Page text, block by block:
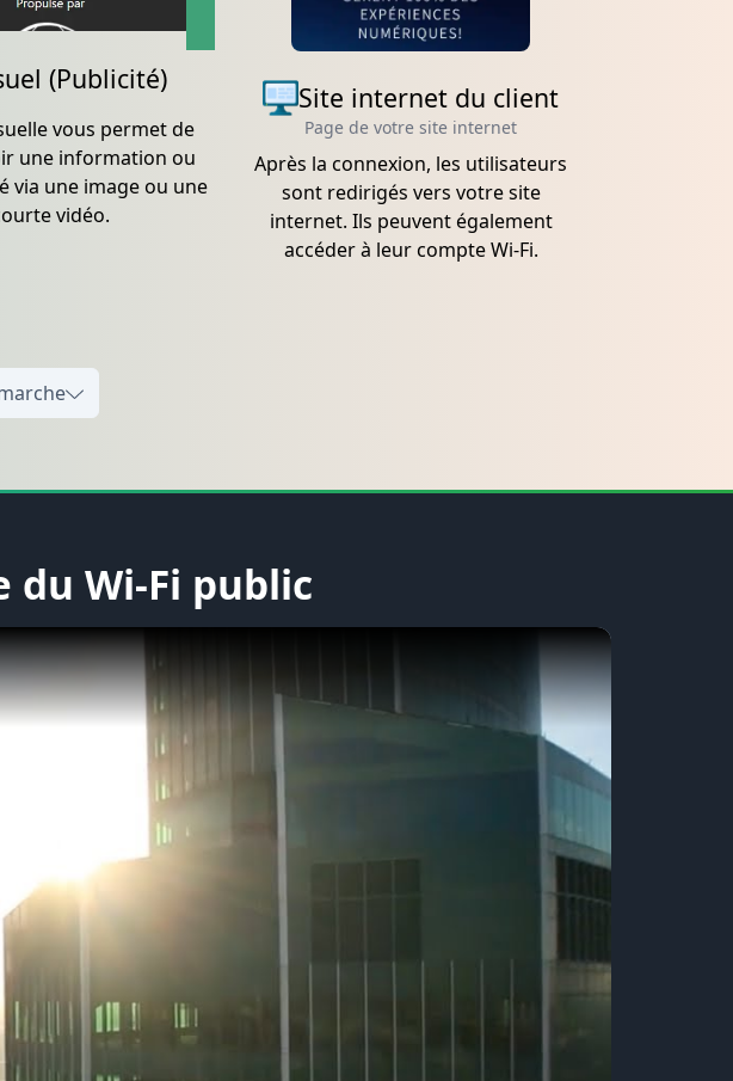
(Publicité)
vous permet de
une information ou
via une image ou une
vidéo.
Site internet du client
Page de votre site internet
Après la connexion, les utilisateurs
sont redirigés vers votre site
internet. Ils peuvent également
accéder à leur compte Wi-Fi.
du Wi-Fi public